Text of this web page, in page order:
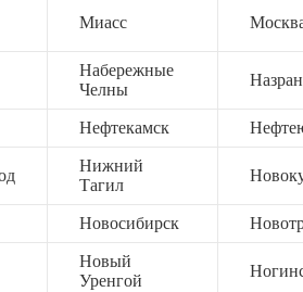
Миасс
Набережные
Челны
Нефтекамск
Нижний
Тагил
Новосибирск
Новый
Уренгой